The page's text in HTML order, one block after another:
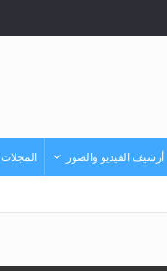
أرشيف الفيديو والصور المجلات